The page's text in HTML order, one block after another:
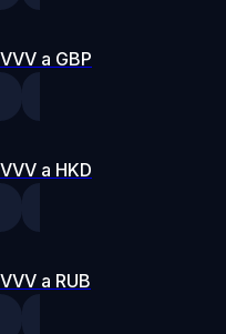
VVV a GBP
VVV a HKD
VVV a RUB